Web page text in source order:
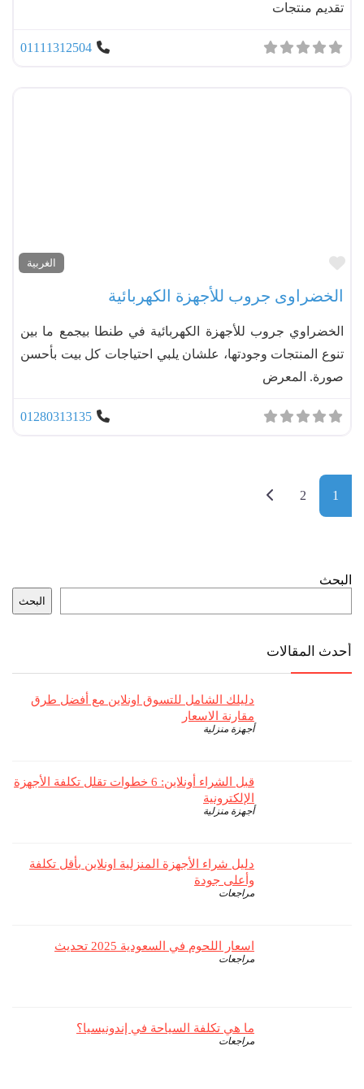
تقديم منتجات
01111312504
الغربية
مفضل
الخضراوى جروب للأجهزة الكهربائية
الخضراوي جروب للأجهزة الكهربائية في طنطا بيجمع ما بين
تنوع المنتجات وجودتها، علشان يلبي احتياجات كل بيت بأحسن
صورة. المعرض
01280313135
Posts navigation
1
2
Older posts
البحث
البحث
أحدث المقالات
دليلك الشامل للتسوق اونلاين مع أفضل طرق
مقارنة الاسعار
أجهزة منزلية
قبل الشراء أونلاين: 6 خطوات تقلل تكلفة الأجهزة
الإلكترونية
أجهزة منزلية
دليل شراء الأجهزة المنزلية اونلاين بأقل تكلفة
وأعلى جودة
مراجعات
اسعار اللحوم في السعودية 2025 تحديث
مراجعات
ما هي تكلفة السياحة في إندونيسيا؟
مراجعات